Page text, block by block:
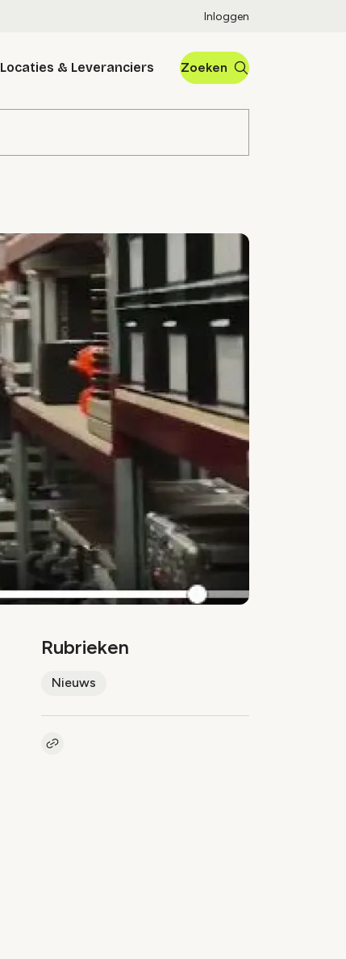
Inloggen
Locaties & Leveranciers Zoeken
Rubrieken
Nieuws
Kopieer link naar artikel